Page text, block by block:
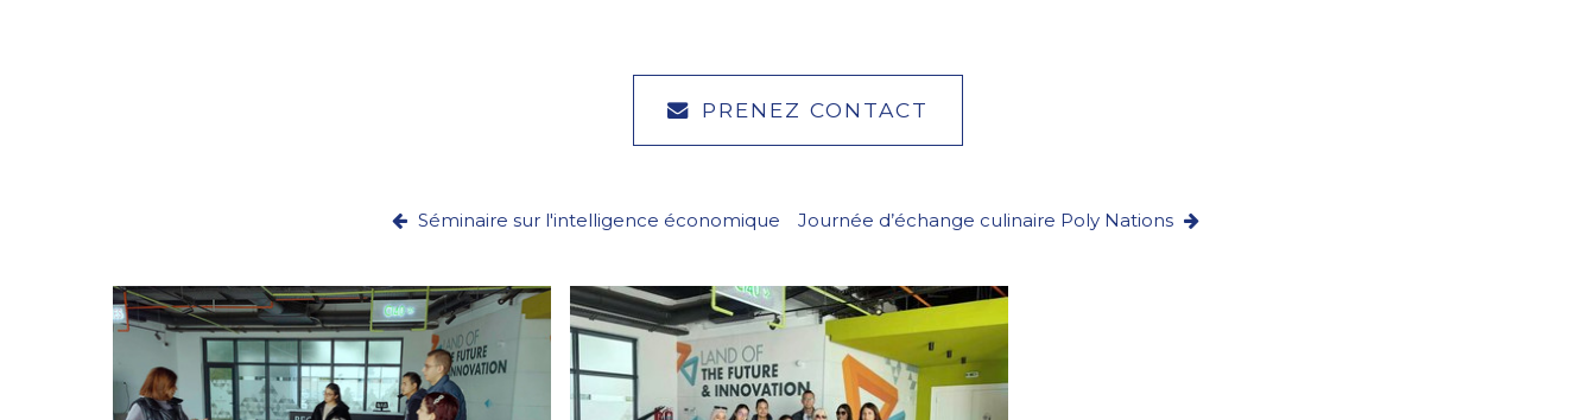
PRENEZ CONTACT
Séminaire sur l'intelligence économique Journée d’échange culinaire Poly Nations